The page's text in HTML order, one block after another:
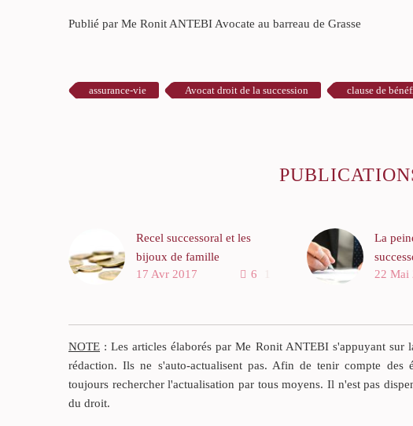
Publié par Me Ronit ANTEBI Avocate au barreau de Grasse
assurance-vie Avocat droit de la succession clause de
Recel successoral et les
bijoux de famille
dommages et intérêts,
l’héritier qui a recelé des
biens ou des droits d’une
6
17 Avr 2017
La
de
La
rendu
avril
22 Mai
NOTE : Les articles élaborés par Me Ronit ANTEBI s'appuyant
rédaction. Ils ne s'auto-actualisent pas. Afin de tenir compte
toujours rechercher l'actualisation par tous moyens. Il n'est pas
du droit.